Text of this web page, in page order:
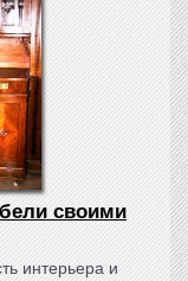
своими
интерьера и